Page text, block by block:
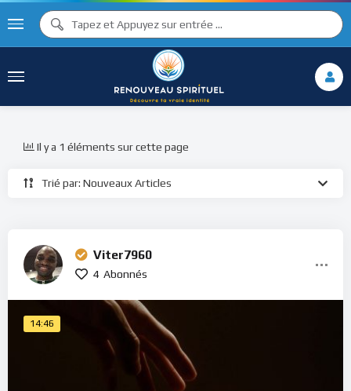
Trié par: Nouveaux Articles
Il y a 1 éléments sur cette page
Viter7960
4 Abonnés
14:46